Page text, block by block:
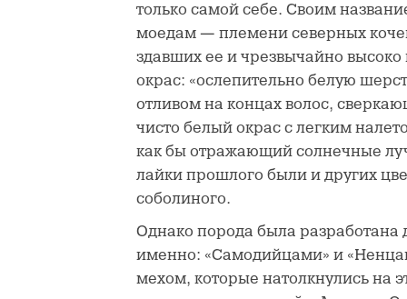
только самой себе. Своим
моедам — племени северных
здавших ее и чрезвычайно
окрас: «ослепительно белую
отливом на концах волос,
чисто белый окрас с легким
как бы отражающий солнечные
лайки прошлого были и других
соболиного.
Однако порода была
именно: «Самодийцами» и
мехом, которые натолкнулись на